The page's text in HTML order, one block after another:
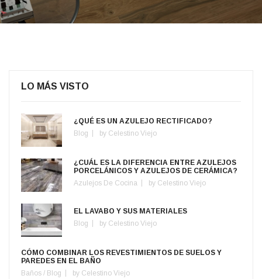
LO MÁS VISTO
¿QUÉ ES UN AZULEJO RECTIFICADO?
Blog
by Celestino Viejo
¿CUÁL ES LA DIFERENCIA ENTRE AZULEJOS
PORCELÁNICOS Y AZULEJOS DE CERÁMICA?
Azulejos De Cocina
by Celestino Viejo
EL LAVABO Y SUS MATERIALES
Blog
by Celestino Viejo
CÓMO COMBINAR LOS REVESTIMIENTOS DE SUELOS Y
PAREDES EN EL BAÑO
Baños / Blog by Celestino Viejo